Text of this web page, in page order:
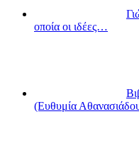
οποία οι ιδέες…
(Ευθυμία